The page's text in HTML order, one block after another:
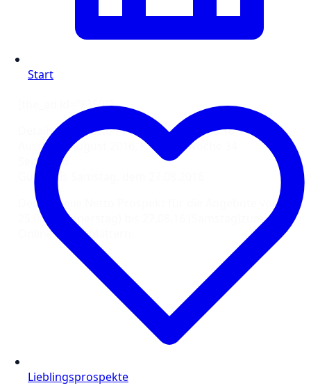
[the_ad id=“8350″]
Details zum Netto Prospekt vom 22.08.16
Ausgabe; August 2016, Kalenderwoche 34
Seiten: 16
Gültig bis Samstag, dem 27.08.2016
Der aktuelle Netto Prospekt für die Angebote vom
25.08. (Donnerstag) bis 27.08.16 (Samstag)zum
Online-Durchblättern:
Start
Lieblingsprospekte